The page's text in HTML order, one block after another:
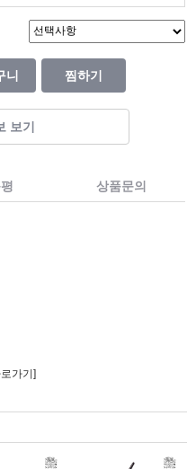
니 찜하기
보기
상품문의
가기]